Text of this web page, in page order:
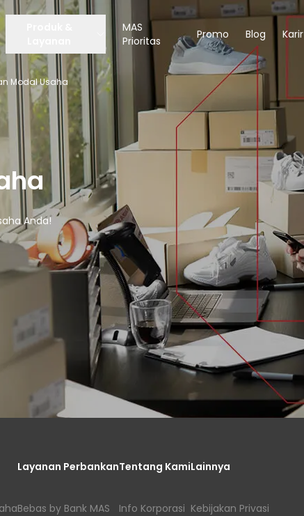
MAS
Prioritas
Promo Blog Karir
Modal Usaha
Anda!
Layanan Perbankan
Bebas by Bank MAS
Tentang Kami
Info Korporasi
Lainnya
Kebijakan Privasi